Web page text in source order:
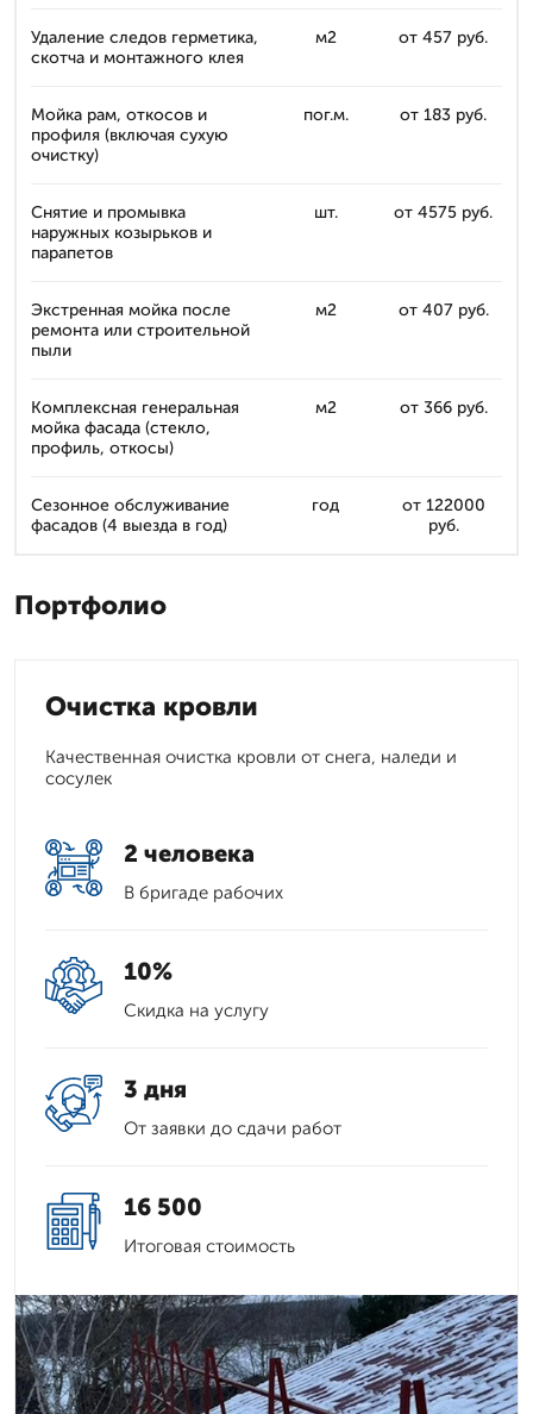
Удаление следов герметика,
скотча и монтажного клея
м2 от 457 руб.
Мойка рам, откосов и
профиля (включая сухую
очистку)
пог.м. от 183 руб.
Снятие и промывка
наружных козырьков и
парапетов
шт. от 4575 руб.
Экстренная мойка после
ремонта или строительной
пыли
м2 от 407 руб.
Комплексная генеральная
мойка фасада (стекло,
профиль, откосы)
м2 от 366 руб.
Сезонное обслуживание
фасадов (4 выезда в год)
год
от 122000
руб.
Портфолио
Очистка кровли
Качественная очистка кровли от снега, наледи и
сосулек
2 человека
В бригаде рабочих
10%
Скидка на услугу
3 дня
От заявки до сдачи работ
16 500
Итоговая стоимость